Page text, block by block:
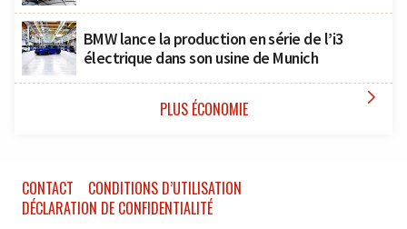
BMW lance la production en série de l’i3
électrique dans son usine de Munich
PLUS ÉCONOMIE 
CONTACT
CONDITIONS D’UTILISATION
DÉCLARATION DE CONFIDENTIALITÉ